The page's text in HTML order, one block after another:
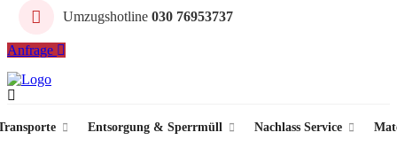
Umzugshotline 030 76953737
Anfrage
Entsorgung & Sperrmüll Nachlass Service